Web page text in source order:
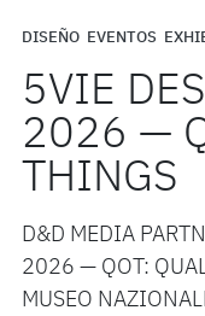
DISEÑO EVENTOS
5VIE
2026 —
THINGS
D&D MEDIA
2026 — QOT:
MUSEO